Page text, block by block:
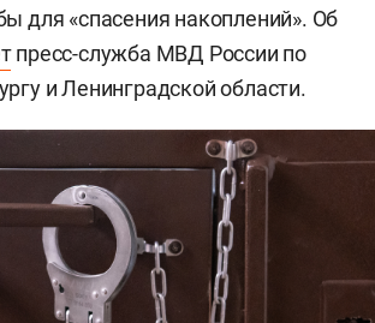
для «спасения накоплений». Об
пресс-служба МВД России по
и Ленинградской области.